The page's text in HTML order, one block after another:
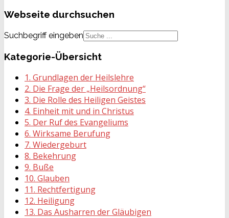
Webseite durchsuchen
Suchbegriff eingeben
Kategorie-Übersicht
1. Grundlagen der Heilslehre
2. Die Frage der „Heilsordnung“
3. Die Rolle des Heiligen Geistes
4. Einheit mit und in Christus
5. Der Ruf des Evangeliums
6. Wirksame Berufung
7. Wiedergeburt
8. Bekehrung
9. Buße
10. Glauben
11. Rechtfertigung
12. Heiligung
13. Das Ausharren der Gläubigen